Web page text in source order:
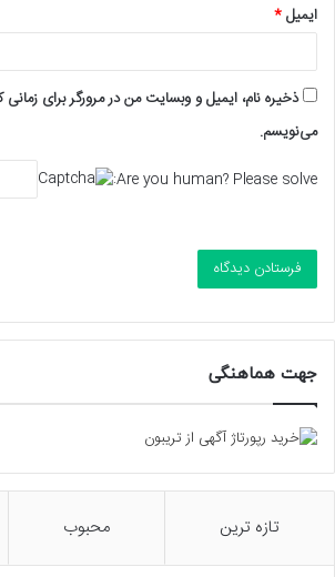
ایمیل*
ذخیره نام، ایمیل و وبسایت من در مرورگر برای زمانی
می‌نویسم.
Are you human? Please solve:
جهت هماهنگی
تازه ترین محبوب